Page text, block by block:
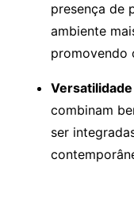
presença de
ambiente
promovendo
combinam
ser